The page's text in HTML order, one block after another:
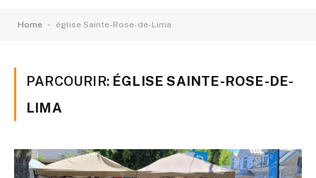
Home - église Sainte-Rose-de-Lima
PARCOURIR: ÉGLISE SAINTE-ROSE-DE-
LIMA